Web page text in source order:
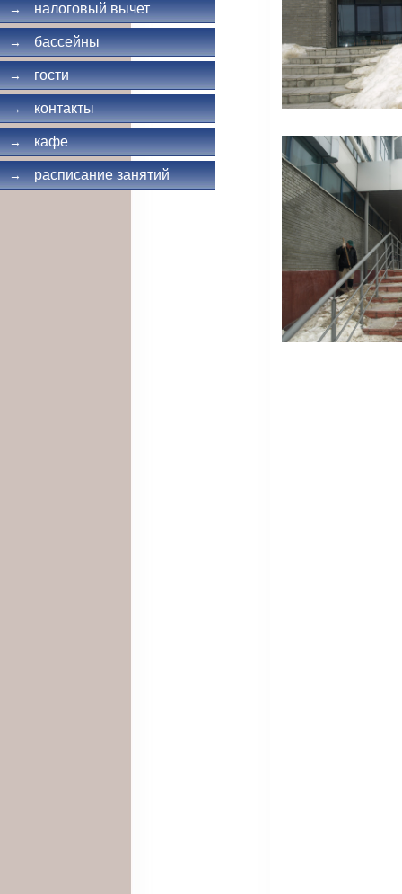
→ налоговый вычет
→ бассейны
→ гости
→ контакты
→ кафе
→ расписание занятий